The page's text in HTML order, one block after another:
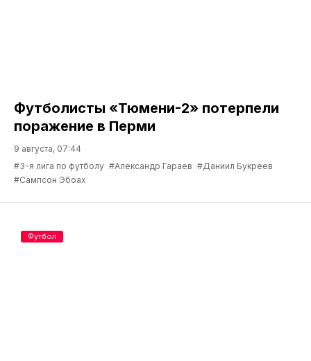
Футболисты «Тюмени-2» потерпели
поражение в Перми
9 августа, 07:44
#3-я лига по футболу #Александр Гараев #Даниил Букреев
#Сампсон Эбоах
Футбол